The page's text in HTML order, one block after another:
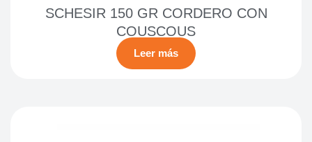
SCHESIR 150 GR CORDERO CON
COUSCOUS
Leer más